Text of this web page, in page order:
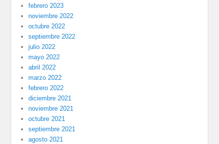
febrero 2023
noviembre 2022
octubre 2022
septiembre 2022
julio 2022
mayo 2022
abril 2022
marzo 2022
febrero 2022
diciembre 2021
noviembre 2021
octubre 2021
septiembre 2021
agosto 2021